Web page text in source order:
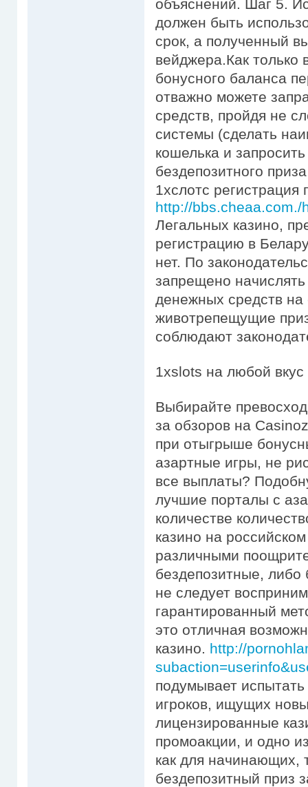
объяснений. Шаг 5.
должен быть
срок, а полученный
вейджера.Как только
бонусного баланса
отважно можете
средств, пройдя не
системы (сделать
кошелька и
бездепозитного
1хслотс
http://bbs.cheaa.com./
Легальных казино,
регистрацию в
нет. По
запрещено
денежных средств
животрепещущие
соблюдают
1xslots на любой вкус
Выбирайте
за обзоров на
при отыгрыше
азартные игры, не
все выплаты?
лучшие порталы с
количестве
казино на
различными
бездепозитные, либо
не следует
гарантированный
это отличная
казино. http://
подумывает
игроков, ищущих
лицензированные
промоакции, и одно
как для начинающих,
бездепозитный приз